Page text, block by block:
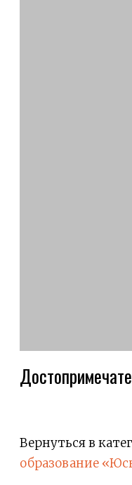
Вернуться в
образование